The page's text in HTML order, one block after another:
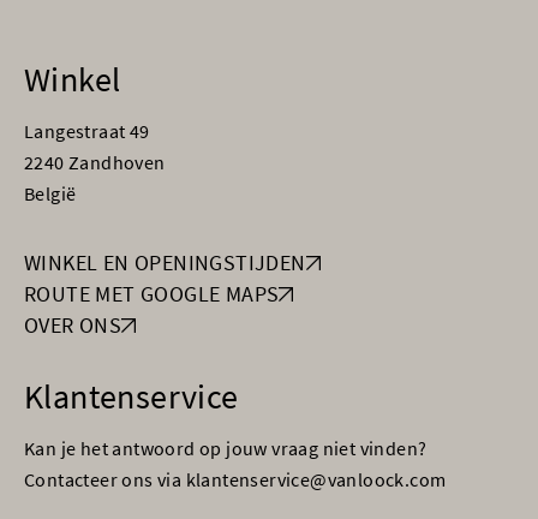
Winkel
Langestraat 49
2240 Zandhoven
België
WINKEL EN OPENINGSTIJDEN
ROUTE MET GOOGLE MAPS
OVER ONS
Klantenservice
Kan je het antwoord op jouw vraag niet vinden?
Contacteer ons via klantenservice@vanloock.com